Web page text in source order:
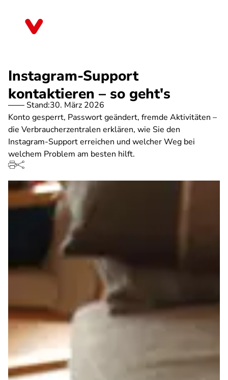
Instagram-Support
kontaktieren – so geht's
Stand:30. März 2026
Konto gesperrt, Passwort geändert, fremde Aktivitäten –
die Verbraucherzentralen erklären, wie Sie den
Instagram-Support erreichen und welcher Weg bei
welchem Problem am besten hilft.